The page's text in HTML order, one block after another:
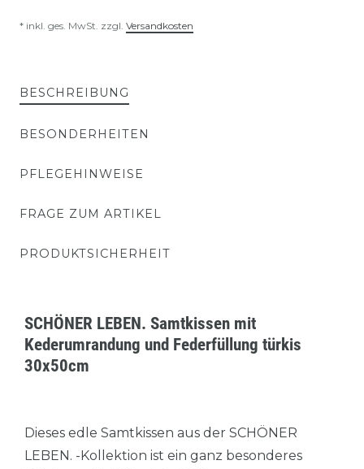
* inkl. ges. MwSt. zzgl. Versandkosten
BESCHREIBUNG
BESONDERHEITEN
PFLEGEHINWEISE
FRAGE ZUM ARTIKEL
PRODUKTSICHERHEIT
SCHÖNER LEBEN. Samtkissen mit
Kederumrandung und Federfüllung türkis
30x50cm
Dieses edle Samtkissen aus der SCHÖNER
LEBEN. -Kollektion ist ein ganz besonderes